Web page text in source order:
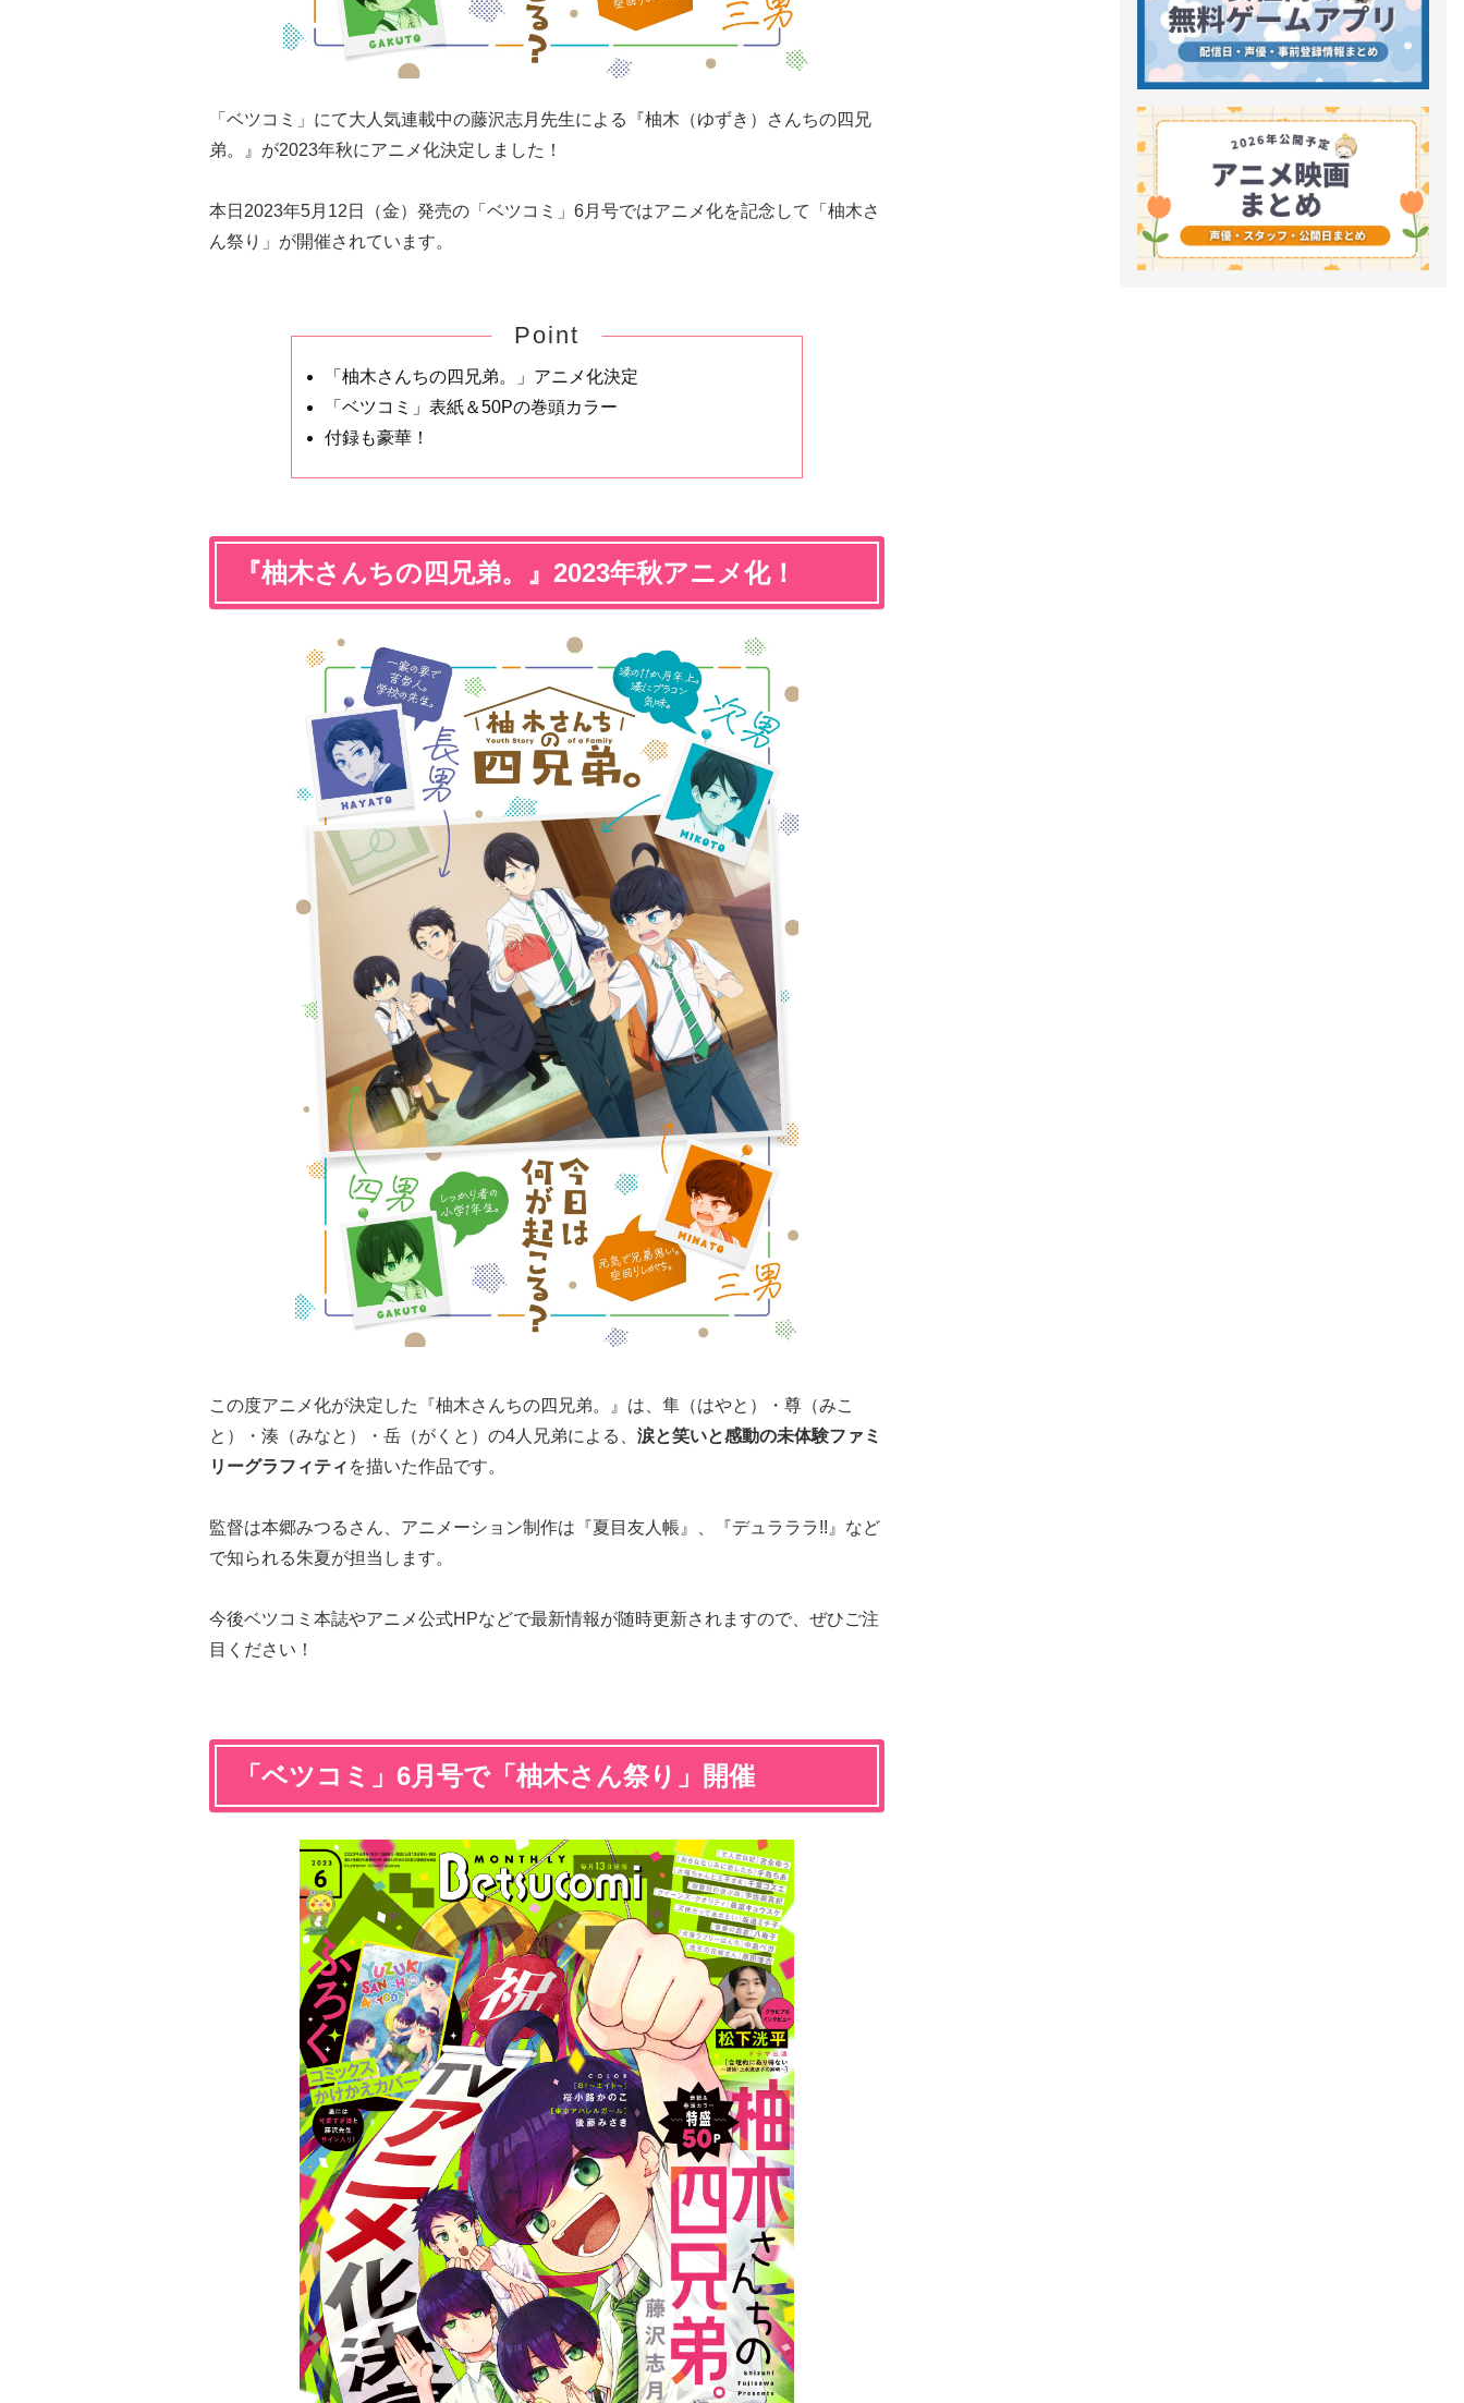
「ベツコミ」にて大人気連載中の藤沢志月先生による『柚木（ゆずき）さんちの四兄
弟。』が2023年秋にアニメ化決定しました！
本日2023年5月12日（金）発売の「ベツコミ」6月号ではアニメ化を記念して「柚木さ
ん祭り」が開催されています。
Point
「柚木さんちの四兄弟。」アニメ化決定
「ベツコミ」表紙＆50Pの巻頭カラー
付録も豪華！
『柚木さんちの四兄弟。』2023年秋アニメ化！
この度アニメ化が決定した『柚木さんちの四兄弟。』は、隼（はやと）・尊（みこ
と）・湊（みなと）・岳（がくと）の4人兄弟による、 涙と笑いと感動の未体験ファミ
リーグラフィティ を描いた作品です。
監督は本郷みつるさん、アニメーション制作は『夏目友人帳』、『デュラララ!!』など
で知られる朱夏が担当します。
今後ベツコミ本誌やアニメ公式HPなどで最新情報が随時更新されますので、ぜひご注
目ください！
「ベツコミ」6月号で「柚木さん祭り」開催